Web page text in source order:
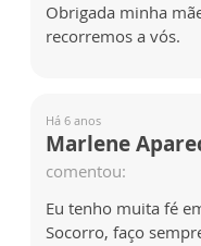
Obrigada minha
recorremos a vós.
Há 6 anos
Marlene
comentou:
Eu tenho muita fé
Socorro, faço